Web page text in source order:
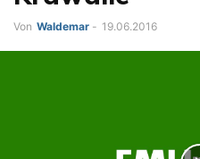
Von Waldemar - 19.06.2016